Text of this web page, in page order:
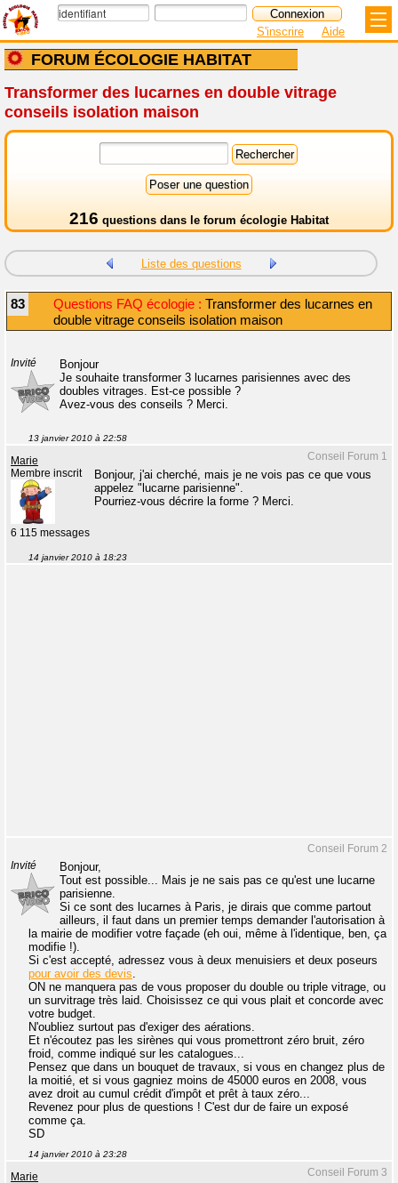
FORUM ÉCOLOGIE HABITAT
S'inscrire Aide
Transformer des lucarnes en double vitrage
conseils isolation maison
216 questions dans le forum écologie Habitat
Liste des questions
83 Questions FAQ écologie : Transformer des lucarnes en
double vitrage conseils isolation maison
Invité
Bonjour
Je souhaite transformer 3 lucarnes parisiennes avec des
doubles vitrages. Est-ce possible ?
Avez-vous des conseils ? Merci.
13 janvier 2010 à 22:58
Conseil Forum 1
Marie
Membre inscrit
6 115 messages
Bonjour, j'ai cherché, mais je ne vois pas ce que vous
appelez "lucarne parisienne".
Pourriez-vous décrire la forme ? Merci.
14 janvier 2010 à 18:23
Conseil Forum 2
Invité
Bonjour,
Tout est possible... Mais je ne sais pas ce qu'est une lucarne
parisienne.
Si ce sont des lucarnes à Paris, je dirais que comme partout
ailleurs, il faut dans un premier temps demander l'autorisation à
la mairie de modifier votre façade (eh oui, même à l'identique, ben, ça
modifie !).
Si c'est accepté, adressez vous à deux menuisiers et deux poseurs
pour avoir des devis.
ON ne manquera pas de vous proposer du double ou triple vitrage, ou
un survitrage très laid. Choisissez ce qui vous plait et concorde avec
votre budget.
N'oubliez surtout pas d'exiger des aérations.
Et n'écoutez pas les sirènes qui vous promettront zéro bruit, zéro
froid, comme indiqué sur les catalogues...
Pensez que dans un bouquet de travaux, si vous en changez plus de
la moitié, et si vous gagniez moins de 45000 euros en 2008, vous
avez droit au cumul crédit d'impôt et prêt à taux zéro...
Revenez pour plus de questions ! C'est dur de faire un exposé
comme ça.
SD
14 janvier 2010 à 23:28
Conseil Forum 3
Marie